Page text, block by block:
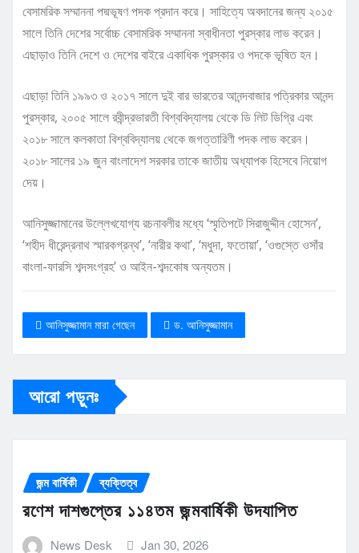
বেসামরিক সম্মাননা পদ্মভূষণ পদক প্রদান করে। সাহিত্যে অবদানের জন্য ২০১৫
সালে তিনি দেশের সর্বোচ্চ বেসামরিক সম্মাননা স্বাধীনতা পুরস্কার লাভ করেন।
এছাড়াও তিনি দেশে ও দেশের বাইরে একাধিক পুরস্কার ও পদকে ভূষিত হন।
এছাড়া তিনি ১৯৯৩ ও ২০১৭ সালে দুই বার ভারতের আনন্দবাজার পত্রিকার আনন্দ
পুরস্কার, ২০০৫ সালে রবীন্দ্রভারতী বিশ্ববিদ্যালয় থেকে ডি লিট ডিগ্রি এবং
২০১৮ সালে কলকাতা বিশ্ববিদ্যালয় থেকে জগত্তারিণী পদক লাভ করেন।
২০১৮ সালের ১৯ জুন বাংলাদেশ সরকার তাকে জাতীয় অধ্যাপক হিসেবে নিয়োগ
দেয়।
আনিসুজ্জামানের উল্লেখযোগ্য রচনাবলীর মধ্যে ‘স্মৃতিপটে সিরাজুদ্দীন হোসেন’,
‘শহীদ ধীরেন্দ্রনাথ স্মারকগ্রন্থ’, ‘নারীর কথা’, ‘মধুদা, ফতোয়া’, ‘ওগুস্তে ওসাঁর
বাংলা-ফারসি শব্দসংগ্রহ’ ও আইন-শব্দকোষ অন্যতম।
আনিসুজ্জামান মারা গেছেন ড. আনিসুজ্জামান
আরো পড়ুনঃ
জন্ম বার্ষিকী ব্যক্তিত্ব
রণেশ দাশগুপ্তের ১১৪তম জন্মবার্ষিকী উদযাপিত
News Desk Jan 30, 2026